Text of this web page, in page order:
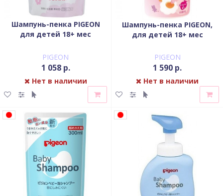
Шампунь-пенка PIGEON
для детей 18+ мес
PIGEON
1 058 р.
Нет в наличии
Шампунь-пенка PIGEON,
для детей 18+ мес
PIGEON
1 590 р.
Нет в наличии